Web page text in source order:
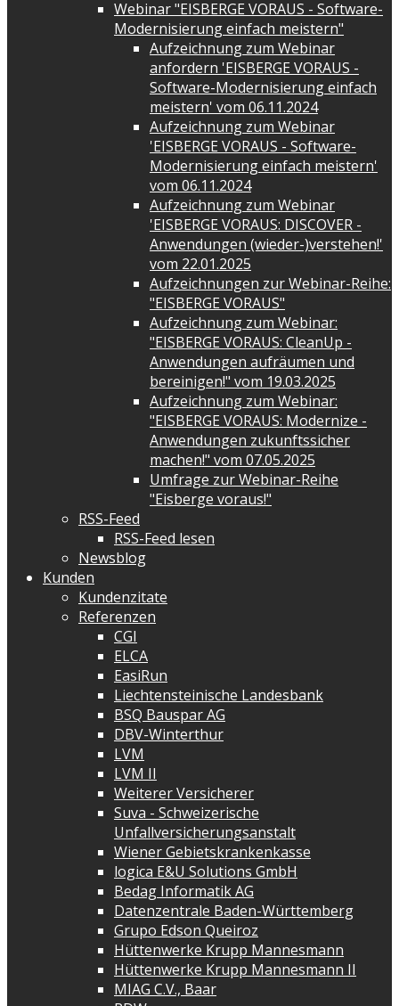
Webinar "EISBERGE VORAUS - Software-
Modernisierung einfach meistern"
Aufzeichnung zum Webinar
anfordern 'EISBERGE VORAUS -
Software-Modernisierung einfach
meistern' vom 06.11.2024
Aufzeichnung zum Webinar
'EISBERGE VORAUS - Software-
Modernisierung einfach meistern'
vom 06.11.2024
Aufzeichnung zum Webinar
'EISBERGE VORAUS: DISCOVER -
Anwendungen (wieder-)verstehen!'
vom 22.01.2025
Aufzeichnungen zur Webinar-Reihe:
"EISBERGE VORAUS"
Aufzeichnung zum Webinar:
"EISBERGE VORAUS: CleanUp -
Anwendungen aufräumen und
bereinigen!" vom 19.03.2025
Aufzeichnung zum Webinar:
"EISBERGE VORAUS: Modernize -
Anwendungen zukunftssicher
machen!" vom 07.05.2025
Umfrage zur Webinar-Reihe
"Eisberge voraus!"
RSS-Feed
RSS-Feed lesen
Newsblog
Kunden
Kundenzitate
Referenzen
CGI
ELCA
EasiRun
Liechtensteinische Landesbank
BSQ Bauspar AG
DBV-Winterthur
LVM
LVM II
Weiterer Versicherer
Suva - Schweizerische
Unfallversicherungsanstalt
Wiener Gebietskrankenkasse
logica E&U Solutions GmbH
Bedag Informatik AG
Datenzentrale Baden-Württemberg
Grupo Edson Queiroz
Hüttenwerke Krupp Mannesmann
Hüttenwerke Krupp Mannesmann II
MIAG C.V., Baar